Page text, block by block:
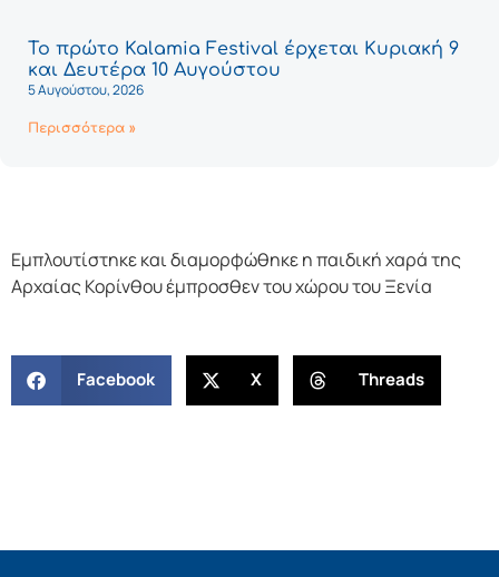
Το πρώτο Kalamia Festival έρχεται Κυριακή 9
και Δευτέρα 10 Αυγούστου
5 Αυγούστου, 2026
Περισσότερα »
Εμπλουτίστηκε και διαμορφώθηκε η παιδική χαρά της
Αρχαίας Κορίνθου έμπροσθεν του χώρου του Ξενία
Facebook X Threads